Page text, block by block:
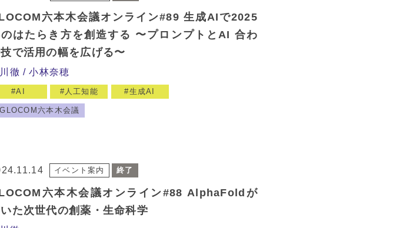
六本木会議オンライン#89 生成AIで2025
はたらき方を創造する 〜プロンプトとAI 合わ
で活用の幅を広げる〜
徹 小林奈穂
AI 人工知能 生成AI
GLOCOM六本木会議
イベント案内 終了
六本木会議オンライン#88 AlphaFoldが
た次世代の創薬・生命科学